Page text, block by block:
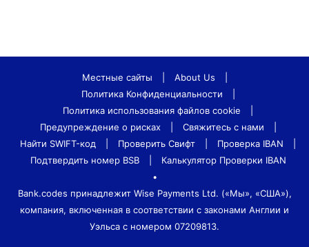
Местные сайты About Us
Политика Конфиденциальности
Политика использования файлов cookie
Предупреждение о рисках
Свяжитесь с нами
Найти SWIFT-код
Проверить Свифт Проверка IBAN
Подтвердить номер BSB
Калькулятор Проверки IBAN
•
Bank.codes принадлежит Wise Payments Ltd. («Мы», «США»),
компания, включенная в соответствии с законами Англии и
Уэльса с номером 07209813.